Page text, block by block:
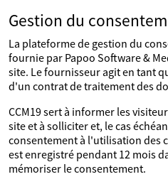
Gestion du
La plateforme de gestion du
fournie par Papoo Software &
site. Le fournisseur agit en tant
d'un contrat de traitement des
CCM19 sert à informer les
site et à solliciter et, le cas
consentement à l'utilisation des
est enregistré pendant 12 mois
mémoriser le consentement.